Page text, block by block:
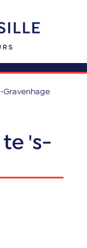
Gravenhage
's-